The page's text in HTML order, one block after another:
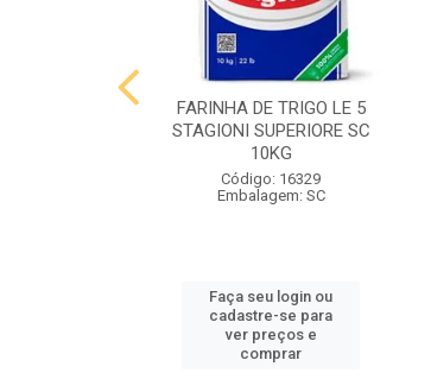
FARINHA DE TRIGO LE 5
STAGIONI SUPERIORE SC
10KG
Código: 16329
Embalagem: SC
Faça seu login ou
cadastre-se para
ver preços e
comprar